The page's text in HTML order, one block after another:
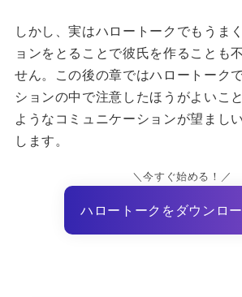
しかし、実はハロートークでもうま
ョンをとることで彼氏を作ることも
せん。この後の章ではハロートーク
ションの中で注意したほうがよいこ
ようなコミュニケーションが望まし
します。
＼今すぐ始める！／
ハロートークをダウンロ